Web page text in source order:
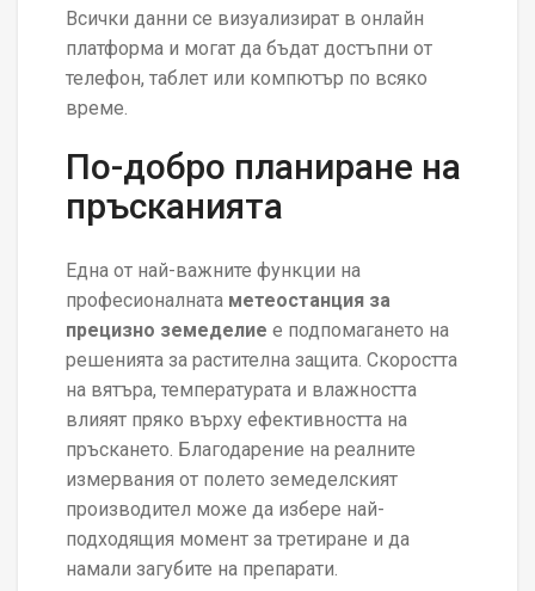
Всички данни се визуализират в онлайн
платформа и могат да бъдат достъпни от
телефон, таблет или компютър по всяко
време.
По-добро планиране на
пръсканията
Една от най-важните функции на
професионалната метеостанция за
прецизно земеделие е подпомагането на
решенията за растителна защита. Скоростта
на вятъра, температурата и влажността
влияят пряко върху ефективността на
пръскането. Благодарение на реалните
измервания от полето земеделският
производител може да избере най-
подходящия момент за третиране и да
намали загубите на препарати.